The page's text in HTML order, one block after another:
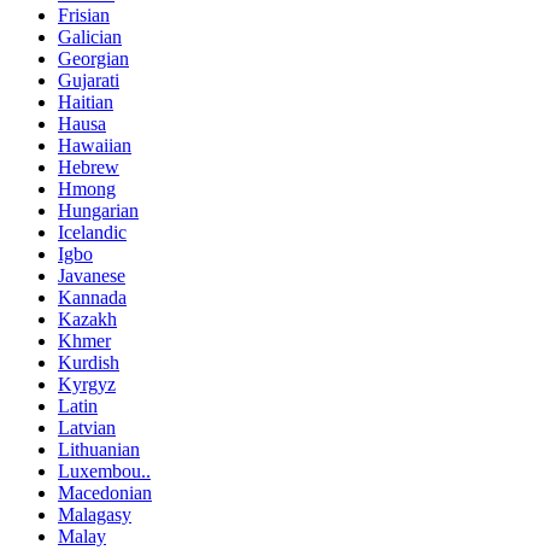
Frisian
Galician
Georgian
Gujarati
Haitian
Hausa
Hawaiian
Hebrew
Hmong
Hungarian
Icelandic
Igbo
Javanese
Kannada
Kazakh
Khmer
Kurdish
Kyrgyz
Latin
Latvian
Lithuanian
Luxembou..
Macedonian
Malagasy
Malay